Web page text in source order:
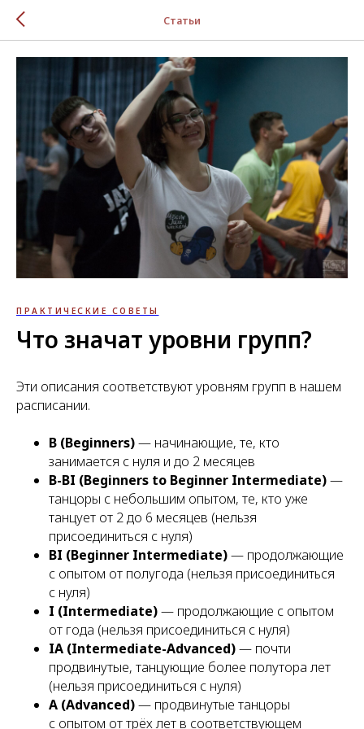
Статьи
ПРАКТИЧЕСКИЕ СОВЕТЫ
Что значат уровни групп?
Эти описания соответствуют уровням групп в нашем
расписании.
B (Beginners)— начинающие, те, кто
занимается с нуля и до 2 месяцев
B-BI (Beginners to Beginner Intermediate)—
танцоры с небольшим опытом, те, кто уже
танцует от 2 до 6 месяцев (нельзя
присоединиться с нуля)
BI (Beginner Intermediate)— продолжающие
с опытом от полугода (нельзя присоединиться
с нуля)
I (Intermediate)— продолжающие с опытом
от года (нельзя присоединиться с нуля)
IA (Intermediate-Advanced)— почти
продвинутые, танцующие более полутора лет
(нельзя присоединиться с нуля)
A (Advanced)— продвинутые танцоры
с опытом от трёх лет в соответствующем